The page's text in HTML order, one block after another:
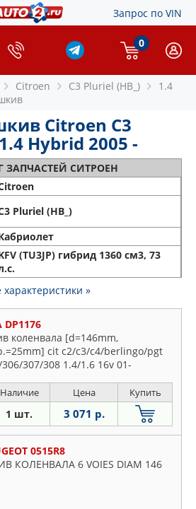
Запрос по VIN
0
Citroen C3 Pluriel (HB_)
1.4
Citroen C3
Hybrid 2005 -
ЗАПЧАСТЕЙ СИТРОЕН
Pluriel (HB_)
(TU3JP) гибрид 1360 см3, 73
характеристики »
DP1176
коленвала [d=146mm,
cit c2/c3/c4/berlingo/pgt
307/308 1.4/1.6 16v 01-
Наличие Цена Купить
1 шт. 3 071 р.
0515R8
КОЛЕНВАЛА 6 VOIES DIAM 146